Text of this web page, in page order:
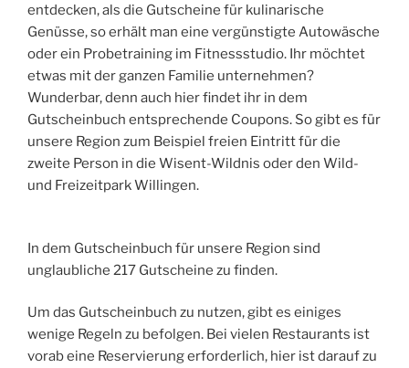
entdecken, als die Gutscheine für kulinarische
Genüsse, so erhält man eine vergünstigte Autowäsche
oder ein Probetraining im Fitnessstudio. Ihr möchtet
etwas mit der ganzen Familie unternehmen?
Wunderbar, denn auch hier findet ihr in dem
Gutscheinbuch entsprechende Coupons. So gibt es für
unsere Region zum Beispiel freien Eintritt für die
zweite Person in die Wisent-Wildnis oder den Wild-
und Freizeitpark Willingen.
In dem Gutscheinbuch für unsere Region sind
unglaubliche 217 Gutscheine zu finden.
Um das Gutscheinbuch zu nutzen, gibt es einiges
wenige Regeln zu befolgen. Bei vielen Restaurants ist
vorab eine Reservierung erforderlich, hier ist darauf zu